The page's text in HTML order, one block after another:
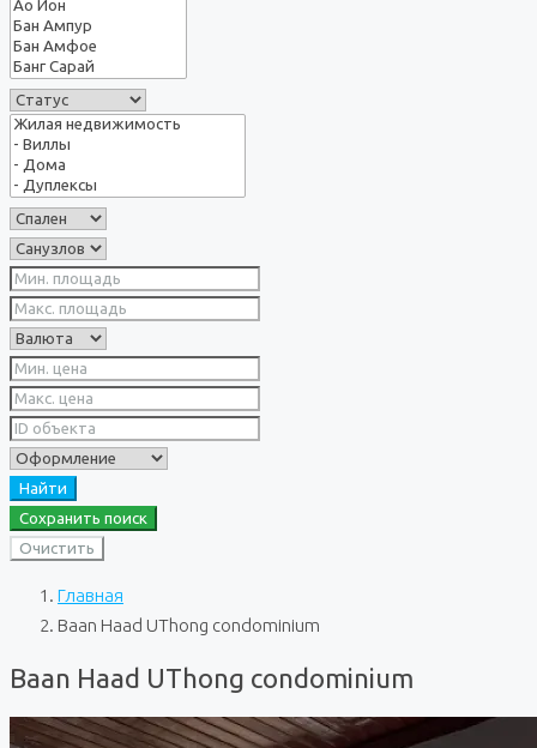
Найти
Сохранить поиск
Очистить
Главная
Baan Haad UThong condominium
Baan Haad UThong condominium